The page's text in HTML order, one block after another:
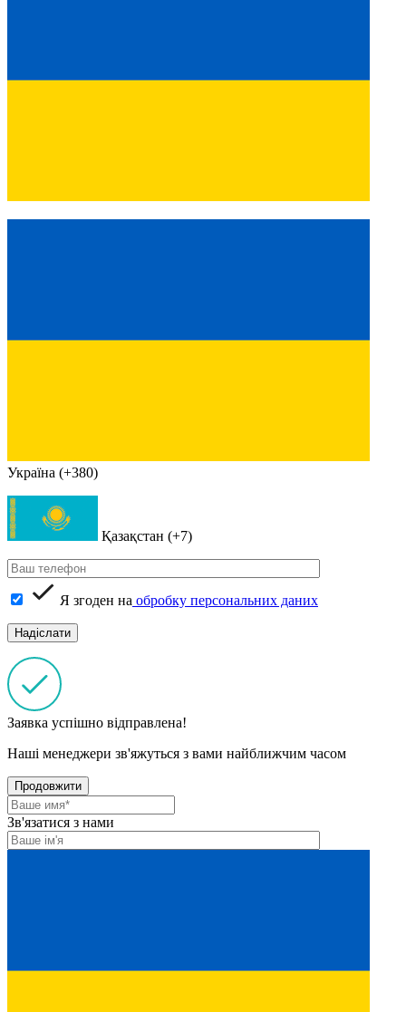
Україна (+380)
Қазақстан (+7)
Я згоден на обробку персональних даних
Заявка успішно відправлена!
Наші менеджери зв'яжуться з вами найближчим часом
Продовжити
Зв'язатися з нами